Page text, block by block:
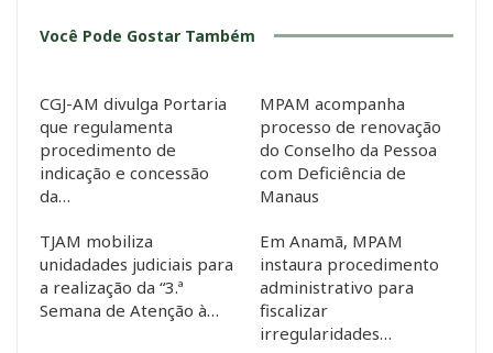
Você Pode Gostar Também
CGJ-AM divulga Portaria
que regulamenta
procedimento de
indicação e concessão
da…
MPAM acompanha
processo de renovação
do Conselho da Pessoa
com Deficiência de
Manaus
TJAM mobiliza
unidadades judiciais para
a realização da “3.ª
Semana de Atenção à…
Em Anamã, MPAM
instaura procedimento
administrativo para
fiscalizar
irregularidades…